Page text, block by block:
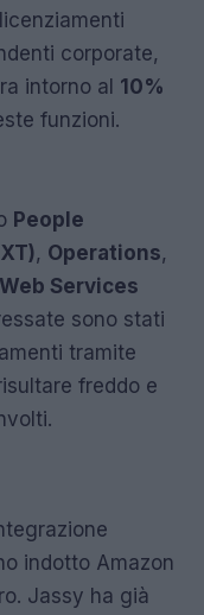
corporate,
intorno al 10%
funzioni.
People
, Operations,
Services
sono stati
tramite
freddo e
indotto Amazon
Jassy ha già